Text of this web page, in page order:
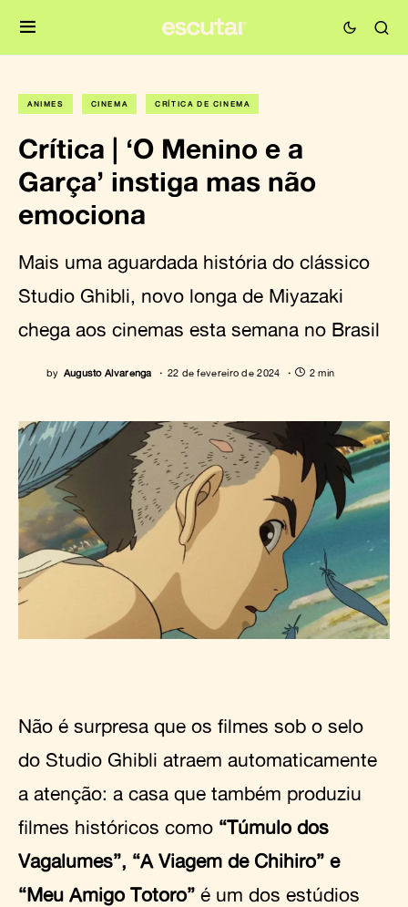
ANIMES CINEMA CRÍTICA DE CINEMA
Crítica | ‘O Menino e a
Garça’ instiga mas não
emociona
Mais uma aguardada história do clássico
Studio Ghibli, novo longa de Miyazaki
chega aos cinemas esta semana no Brasil
by Augusto Alvarenga 22 de fevereiro de 2024 2 min
Não é surpresa que os filmes sob o selo
do Studio Ghibli atraem automaticamente
a atenção: a casa que também produziu
filmes históricos como “Túmulo dos
Vagalumes”, “A Viagem de Chihiro” e
“Meu Amigo Totoro” é um dos estúdios